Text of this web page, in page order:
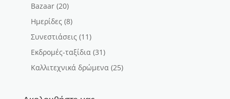
Bazaar(20)
Ημερίδες(8)
Συνεστιάσεις(11)
Εκδρομές-ταξίδια(31)
Καλλιτεχνικά δρώμενα(25)